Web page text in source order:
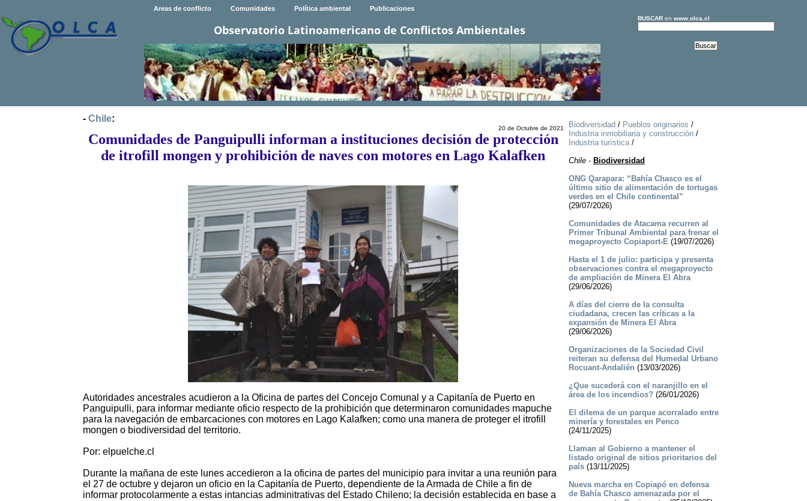
Areas de conflicto Comunidades Política ambiental Publicaciones
Observatorio Latinoamericano de Conflictos Ambientales
BUSCARen www.olca.cl
- Chile:
20 de Octubre de 2021
Comunidades de Panguipulli informan a instituciones decisión de protección
de itrofill mongen y prohibición de naves con motores en Lago Kalafken
Autoridades ancestrales acudieron a la Oficina de partes del Concejo Comunal y a Capitanía de Puerto en
Panguipulli, para informar mediante oficio respecto de la prohibición que determinaron comunidades mapuche
para la navegación de embarcaciones con motores en Lago Kalafken; como una manera de proteger el itrofill
mongen o biodiversidad del territorio.
Por: elpuelche.cl
Durante la mañana de este lunes accedieron a la oficina de partes del municipio para invitar a una reunión para
el 27 de octubre y dejaron un oficio en la Capitanía de Puerto, dependiente de la Armada de Chile a fin de
informar protocolarmente a estas intancias adminitrativas del Estado Chileno; la decisión establecida en base a
Biodiversidad / Pueblos originarios /
Industria inmobiliaria y construcción/
Industria turística/
Chile- Biodiversidad
ONG Qarapara: “Bahía Chasco es el
último sitio de alimentación de tortugas
verdes en el Chile continental”
(29/07/2026)
Comunidades de Atacama recurren al
Primer Tribunal Ambiental para frenar el
megaproyecto Copiaport-E (19/07/2026)
Hasta el 1 de julio: participa y presenta
observaciones contra el megaproyecto
de ampliación de Minera El Abra
(29/06/2026)
A días del cierre de la consulta
ciudadana, crecen las críticas a la
expansión de Minera El Abra
(29/06/2026)
Organizaciones de la Sociedad Civil
reiteran su defensa del Humedal Urbano
Rocuant-Andalién (13/03/2026)
¿Que sucederá con el naranjillo en el
área de los incendios? (26/01/2026)
El dilema de un parque acorralado entre
minería y forestales en Penco
(24/11/2025)
Llaman al Gobierno a mantener el
listado original de sitios prioritarios del
país(13/11/2025)
Nueva marcha en Copiapó en defensa
de Bahía Chasco amenazada por el